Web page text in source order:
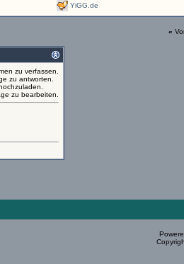
YiGG.de
«
zu verfassen.
zu antworten.
zu bearbeiten.